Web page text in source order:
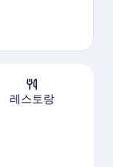
레스토랑